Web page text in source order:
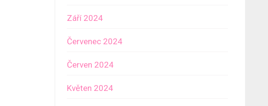
Září 2024
Červenec 2024
Červen 2024
Květen 2024